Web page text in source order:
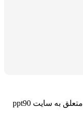
تمامی حقوق مادی و معنوی این وب سایت متعلق به سایت ppt90